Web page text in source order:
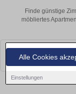
Alle Cookies
Einstellungen
Finde günstige
möbliertes
Leider konnten wir
bald wieder vorbei!